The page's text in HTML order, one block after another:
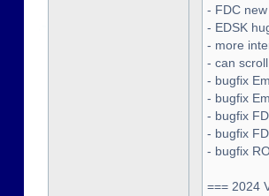
- FDC
- EDSK
- more
- can
- bugfix
- bugfix
- bugfix
- bugfix
- bugfix
=== 2024